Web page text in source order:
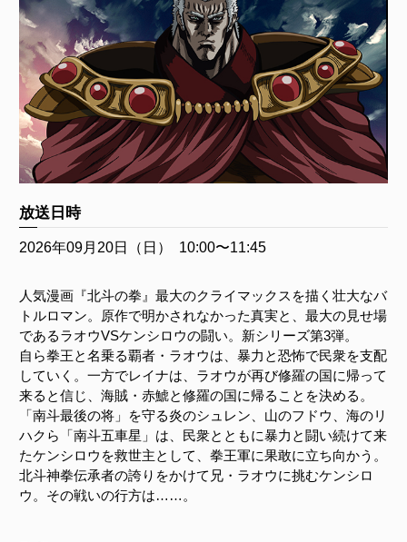
放送日時
2026年09月20日（日） 10:00〜11:45
人気漫画『北斗の拳』最大のクライマックスを描く壮大なバ
トルロマン。原作で明かされなかった真実と、最大の見せ場
であるラオウVSケンシロウの闘い。新シリーズ第3弾。
自ら拳王と名乗る覇者・ラオウは、暴力と恐怖で民衆を支配
していく。一方でレイナは、ラオウが再び修羅の国に帰って
来ると信じ、海賊・赤鯱と修羅の国に帰ることを決める。
「南斗最後の将」を守る炎のシュレン、山のフドウ、海のリ
ハクら「南斗五車星」は、民衆とともに暴力と闘い続けて来
たケンシロウを救世主として、拳王軍に果敢に立ち向かう。
北斗神拳伝承者の誇りをかけて兄・ラオウに挑むケンシロ
ウ。その戦いの行方は……。